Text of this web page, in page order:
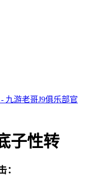
九游老哥J9俱乐部官
子性转
：